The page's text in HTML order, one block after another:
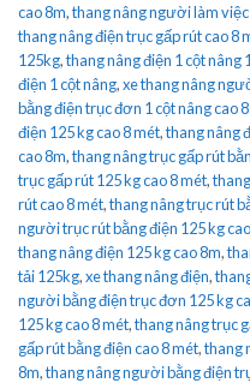
cao 8m,thang nâng người làm
thang nâng điện trục gấp rút cao 8
125kg,thang nâng điện 1 cột nâng
điện 1 cột nâng,xe thang nâng
bằng điện trục đơn 1 cột nâng cao
điện 125 kg cao 8 mét,thang nâng
cao 8m,thang nâng trục gấp rút
trục gấp rút 125 kg cao 8 mét,
rút cao 8 mét,thang nâng trục rút
người trục rút bằng điện 125 kg
thang nâng điện 125 kg cao 8m,
tải 125kg,xe thang nâng điện,
người bằng điện trục đơn 125 kg
125 kg cao 8 mét,thang nâng trục
gấp rút bằng điện cao 8 mét,thang
8m,thang nâng người bằng điện